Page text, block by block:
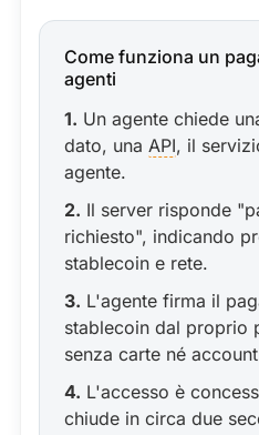
Come funziona un
agenti
1. Un agente chiede
dato, una API, il
agente.
2. Il server risponde
richiesto", indicando
stablecoin e rete.
3. L'agente firma il
stablecoin dal proprio
senza carte né
4. L'accesso è
chiude in circa due